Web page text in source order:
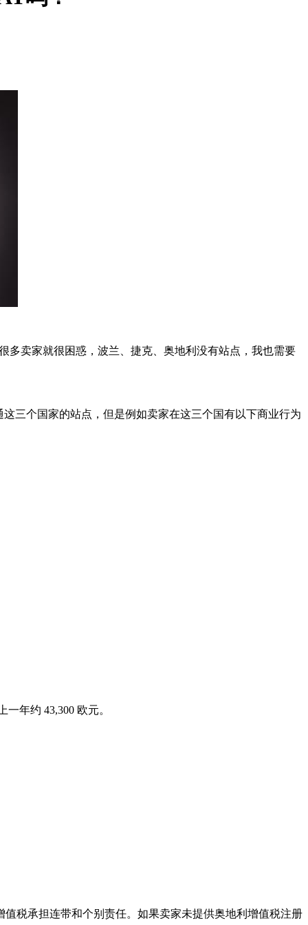
多卖家就很困惑，波兰、捷克、奥地利没有站点，我也需要
三个国家的站点，但是例如卖家在这三个国有以下商业行为
年约 43,300 欧元。
税承担连带和个别责任。如果卖家未提供奥地利增值税注册